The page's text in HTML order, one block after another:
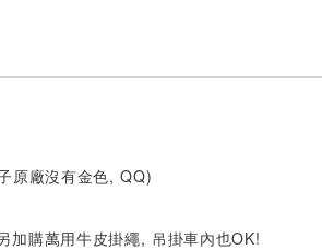
原廠沒有金色, QQ)
加購萬用牛皮掛繩, 吊掛車內也OK!